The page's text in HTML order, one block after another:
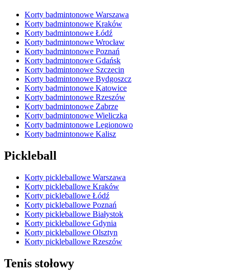
Korty badmintonowe Warszawa
Korty badmintonowe Kraków
Korty badmintonowe Łódź
Korty badmintonowe Wrocław
Korty badmintonowe Poznań
Korty badmintonowe Gdańsk
Korty badmintonowe Szczecin
Korty badmintonowe Bydgoszcz
Korty badmintonowe Katowice
Korty badmintonowe Rzeszów
Korty badmintonowe Zabrze
Korty badmintonowe Wieliczka
Korty badmintonowe Legionowo
Korty badmintonowe Kalisz
Pickleball
Korty pickleballowe Warszawa
Korty pickleballowe Kraków
Korty pickleballowe Łódź
Korty pickleballowe Poznań
Korty pickleballowe Białystok
Korty pickleballowe Gdynia
Korty pickleballowe Olsztyn
Korty pickleballowe Rzeszów
Tenis stołowy